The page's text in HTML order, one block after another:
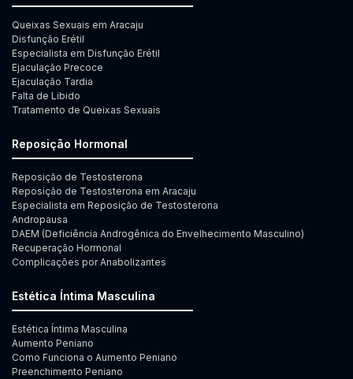
Queixas Sexuais em Aracaju
Disfunção Erétil
Especialista em Disfunção Erétil
Ejaculação Precoce
Ejaculação Tardia
Falta de Libido
Tratamento de Queixas Sexuais
Reposição Hormonal
Reposição de Testosterona
Reposição de Testosterona em Aracaju
Especialista em Reposição de Testosterona
Andropausa
DAEM (Deficiência Androgênica do Envelhecimento Masculino)
Recuperação Hormonal
Complicações por Anabolizantes
Estética Íntima Masculina
Estética Íntima Masculina
Aumento Peniano
Como Funciona o Aumento Peniano
Preenchimento Peniano